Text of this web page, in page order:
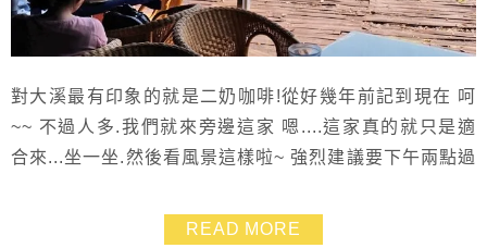
對大溪最有印象的就是二奶咖啡!從好幾年前記到現在 呵
~~ 不過人多.我們就來旁邊這家 嗯....這家真的就只是適
合來...坐一坐.然後看風景這樣啦~ 強烈建議要下午兩點過
READ MORE